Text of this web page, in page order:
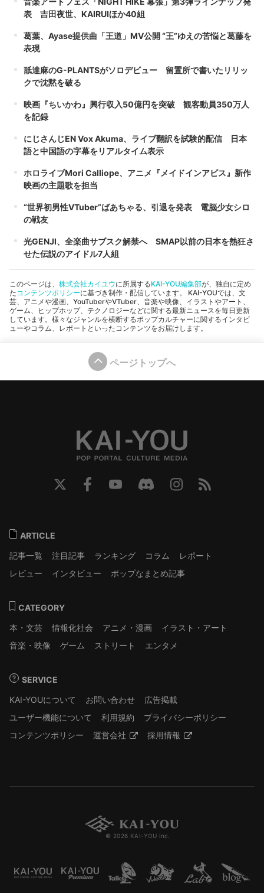
表 吉田夜世、KAIRUIほか40組
葛葉、Ayase提供曲「王道」MV公開 “王”ゆえの苦悩と葛藤を
表現
舐達麻のG-PLANTSがソロデビュー 留置所で書いたリリッ
クで沈黙を破る
映画『ちいかわ』興行収入50億円を突破 観客動員350万人
を記録
にじさんじEN Vox Akuma、ライブ翻訳を試験的配信 日本
語と中国語の字幕をリアルタイム表示
ホロライブMori Calliope、アニメ『メイドインアビス』新作
映画の主題歌を担当
“世界初男性VTuber”ばあちゃる、引退を発表 電脳少女シロ
の戦友
光GENJI、全楽曲サブスク解禁へ SMAP以前の日本を熱狂さ
せた伝説のアイドル7人組
このページは、 株式会社カイユウに所属するKAI-YOU編集部が、独自に定め
た コンテンツポリシーに基づき制作・配信しています。 KAI-YOUでは、文
芸、アニメや漫画、YouTuberやVTuber、音楽や映像、イラストやアート、
ゲーム、ヒップホップ、テクノロジーなどに関する最新ニュースを毎日更新
しています。様々なジャンルを横断するポップカルチャーに関するインタビ
ューやコラム、レポートといったコンテンツをお届けします。
ページトップへ
ARTICLE
記事一覧
注目記事 ランキング コラム
レポート
レビュー
インタビュー ポップなまとめ記事
CATEGORY
本・文芸
情報化社会 アニメ・漫画
イラスト・アート
音楽・映像
ゲーム ストリート エンタメ
SERVICE
KAI-YOUについて
お問い合わせ
広告掲載
ユーザー機能について
利用規約
プライバシーポリシー
コンテンツポリシー
運営会社 採用情報
© 2026 KAI-YOU inc.